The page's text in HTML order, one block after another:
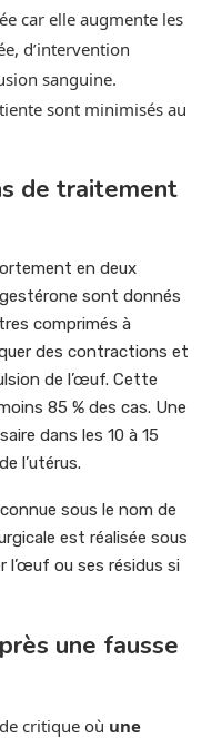
car elle augmente les
d’intervention
sanguine.
sont minimisés au
de traitement
en deux
sont donnés
comprimés à
des contractions et
de l’œuf. Cette
85 % des cas. Une
dans les 10 à 15
l’utérus.
sous le nom de
est réalisée sous
l’œuf ou ses résidus si
une fausse
critique où une